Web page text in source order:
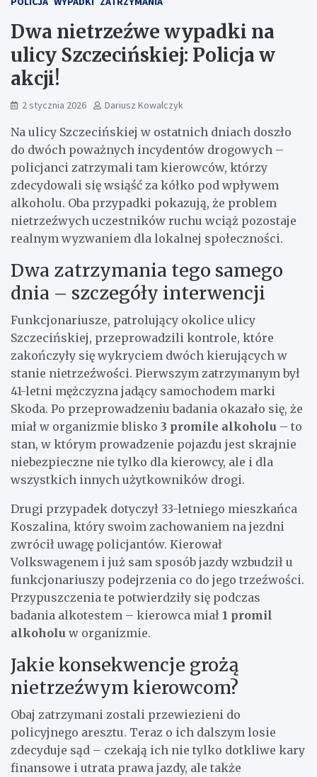
Dwa nietrzeźwe wypadki na
ulicy Szczecińskiej: Policja w
akcji!
2 stycznia 2026 Dariusz Kowalczyk
Na ulicy Szczecińskiej w ostatnich dniach doszło
do dwóch poważnych incydentów drogowych –
policjanci zatrzymali tam kierowców, którzy
zdecydowali się wsiąść za kółko pod wpływem
alkoholu. Oba przypadki pokazują, że problem
nietrzeźwych uczestników ruchu wciąż pozostaje
realnym wyzwaniem dla lokalnej społeczności.
Dwa zatrzymania tego samego
dnia – szczegóły interwencji
Funkcjonariusze, patrolujący okolice ulicy
Szczecińskiej, przeprowadzili kontrole, które
zakończyły się wykryciem dwóch kierujących w
stanie nietrzeźwości. Pierwszym zatrzymanym był
41-letni mężczyzna jadący samochodem marki
Skoda. Po przeprowadzeniu badania okazało się, że
miał w organizmie blisko 3 promile alkoholu – to
stan, w którym prowadzenie pojazdu jest skrajnie
niebezpieczne nie tylko dla kierowcy, ale i dla
wszystkich innych użytkowników drogi.
Drugi przypadek dotyczył 33-letniego mieszkańca
Koszalina, który swoim zachowaniem na jezdni
zwrócił uwagę policjantów. Kierował
Volkswagenem i już sam sposób jazdy wzbudził u
funkcjonariuszy podejrzenia co do jego trzeźwości.
Przypuszczenia te potwierdziły się podczas
badania alkotestem – kierowca miał 1 promil
alkoholu w organizmie.
Jakie konsekwencje grożą
nietrzeźwym kierowcom?
Obaj zatrzymani zostali przewiezieni do
policyjnego aresztu. Teraz o ich dalszym losie
zdecyduje sąd – czekają ich nie tylko dotkliwe kary
finansowe i utrata prawa jazdy, ale także